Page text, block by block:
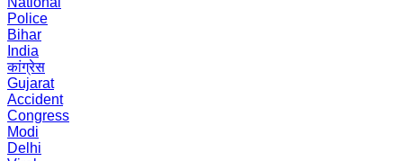
Police
Bihar
India
कांग्रेस
Gujarat
Accident
Congress
Modi
Delhi